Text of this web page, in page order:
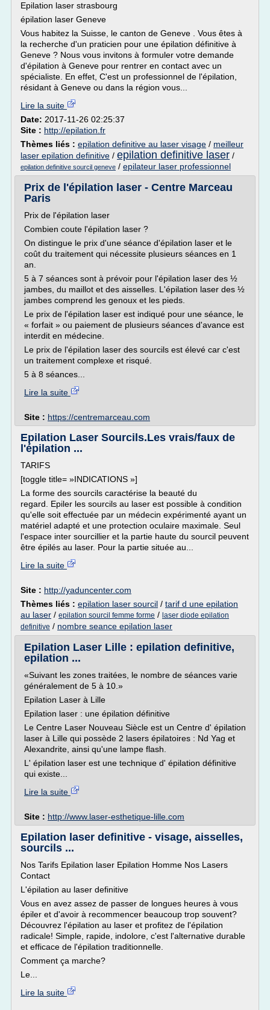
Epilation laser strasbourg
épilation laser Geneve
Vous habitez la Suisse, le canton de Geneve . Vous êtes à
la recherche d'un praticien pour une épilation définitive à
Geneve ? Nous vous invitons à formuler votre demande
d'épilation à Geneve pour rentrer en contact avec un
spécialiste. En effet, C'est un professionnel de l'épilation,
résidant à Geneve ou dans la région vous...
Lire la suite
Date: 2017-11-26 02:25:37
Site : http://epilation.fr
Thèmes liés : epilation definitive au laser visage / meilleur
laser epilation definitive / epilation definitive laser /
epilation definitive sourcil geneve / epilateur laser professionnel
Prix de l'épilation laser - Centre Marceau
Paris
Prix de l'épilation laser
Combien coute l'épilation laser ?
On distingue le prix d'une séance d'épilation laser et le
coût du traitement qui nécessite plusieurs séances en 1
an.
5 à 7 séances sont à prévoir pour l'épilation laser des ½
jambes, du maillot et des aisselles. L'épilation laser des ½
jambes comprend les genoux et les pieds.
Le prix de l'épilation laser est indiqué pour une séance, le
« forfait » ou paiement de plusieurs séances d'avance est
interdit en médecine.
Le prix de l'épilation laser des sourcils est élevé car c'est
un traitement complexe et risqué.
5 à 8 séances...
Lire la suite
Site : https://centremarceau.com
Epilation Laser Sourcils.Les vrais/faux de
l'épilation ...
TARIFS
[toggle title= »INDICATIONS »]
La forme des sourcils caractérise la beauté du
regard. Epiler les sourcils au laser est possible à condition
qu'elle soit effectuée par un médecin expérimenté ayant un
matériel adapté et une protection oculaire maximale. Seul
l'espace inter sourcillier et la partie haute du sourcil peuvent
être épilés au laser. Pour la partie située au...
Lire la suite
Site : http://yaduncenter.com
Thèmes liés : epilation laser sourcil / tarif d une epilation
au laser / epilation sourcil femme forme / laser diode epilation
definitive / nombre seance epilation laser
Epilation Laser Lille : epilation definitive,
epilation ...
«Suivant les zones traitées, le nombre de séances varie
généralement de 5 à 10.»
Epilation Laser à Lille
Epilation laser : une épilation définitive
Le Centre Laser Nouveau Siècle est un Centre d' épilation
laser à Lille qui possède 2 lasers épilatoires : Nd Yag et
Alexandrite, ainsi qu'une lampe flash.
L' épilation laser est une technique d' épilation définitive
qui existe...
Lire la suite
Site : http://www.laser-esthetique-lille.com
Epilation laser definitive - visage, aisselles,
sourcils ...
Nos Tarifs Epilation laser Epilation Homme Nos Lasers
Contact
L'épilation au laser definitive
Vous en avez assez de passer de longues heures à vous
épiler et d'avoir à recommencer beaucoup trop souvent?
Découvrez l'épilation au laser et profitez de l'épilation
radicale! Simple, rapide, indolore, c'est l'alternative durable
et efficace de l'épilation traditionnelle.
Comment ça marche?
Le...
Lire la suite